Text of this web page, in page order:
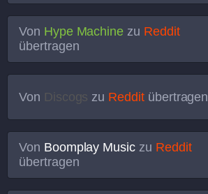
Von Hype Machine zu Reddit
übertragen
Von Discogs zu Redditübertragen
Von Boomplay Music zu Reddit
übertragen